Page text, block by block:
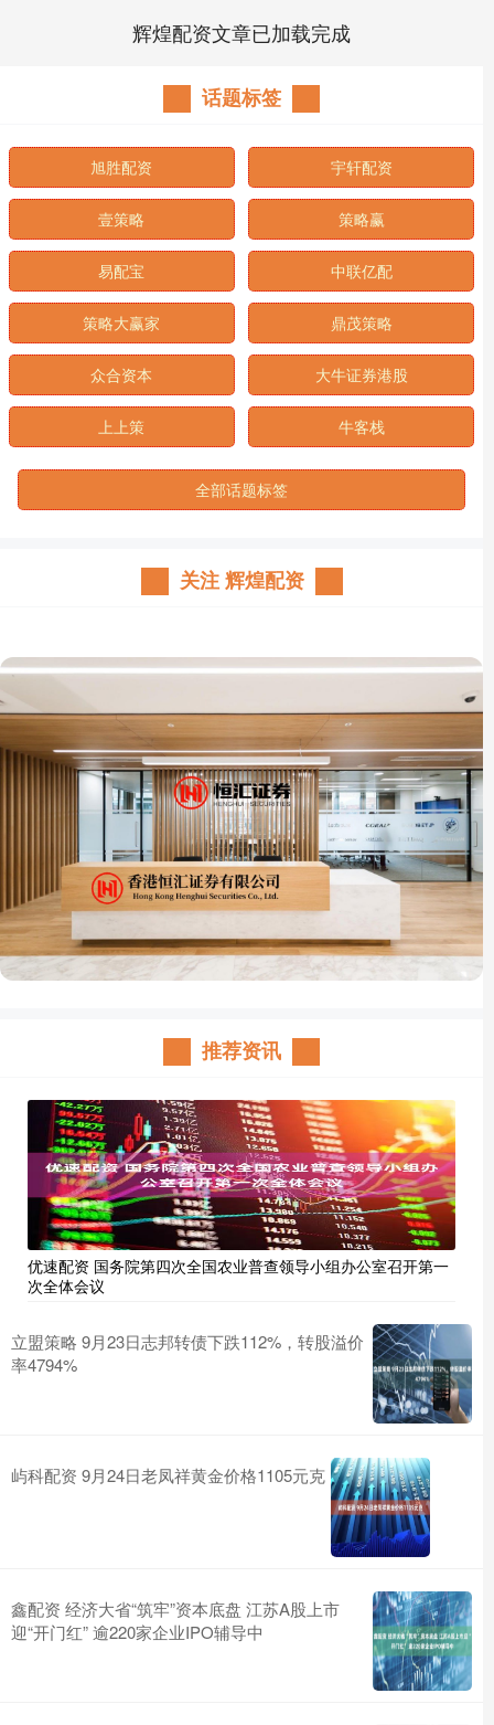
辉煌配资文章已加载完成
话题标签
旭胜配资 宇轩配资
壹策略 策略赢
易配宝 中联亿配
策略大赢家 鼎茂策略
众合资本 大牛证券港股
上上策 牛客栈
全部话题标签
关注 辉煌配资
推荐资讯
优速配资 国务院第四次全国农业普查领导小组办公室召开第一
次全体会议
立盟策略 9月23日志邦转债下跌112%，转股溢价
率4794%
屿科配资 9月24日老凤祥黄金价格1105元克
鑫配资 经济大省“筑牢”资本底盘 江苏A股上市
迎“开门红” 逾220家企业IPO辅导中